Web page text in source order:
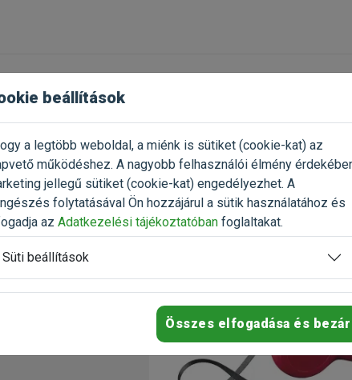
a világon
Oszd meg tapasztalatod a
gazdival!
Értékelés írása
2023.04.21.
az én kézméretem
beállítások
a legtöbb weboldal, a miénk is sütiket (cookie-kat) az
működéshez. A nagyobb felhasználói élmény
jellegű sütiket (cookie-kat) engedélyezhet. A
folytatásával Ön hozzájárul a sütik használatához és
az Adatkezelési tájékoztatóban foglaltakat.
Süti beállítások
Összes elfogadása és bezár